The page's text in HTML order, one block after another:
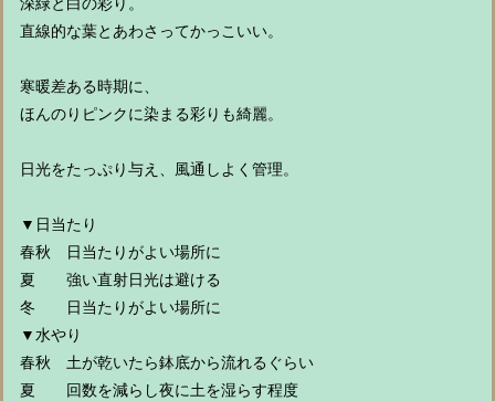
深緑と白の彩り。
直線的な葉とあわさってかっこいい。
寒暖差ある時期に、
ほんのりピンクに染まる彩りも綺麗。
日光をたっぷり与え、風通しよく管理。
▼日当たり
春秋 日当たりがよい場所に
夏 強い直射日光は避ける
冬 日当たりがよい場所に
▼水やり
春秋 土が乾いたら鉢底から流れるぐらい
夏 回数を減らし夜に土を湿らす程度